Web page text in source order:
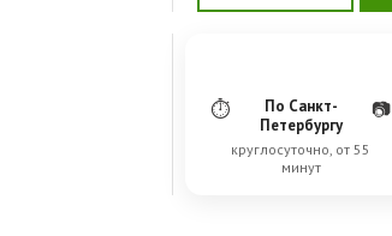
⏱
По Санкт-
Петербургу
круглосуточно, от 55
минут
📷